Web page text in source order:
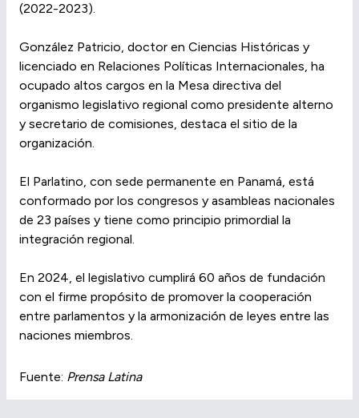
(2022-2023).
González Patricio, doctor en Ciencias Históricas y
licenciado en Relaciones Políticas Internacionales, ha
ocupado altos cargos en la Mesa directiva del
organismo legislativo regional como presidente alterno
y secretario de comisiones, destaca el sitio de la
organización.
El Parlatino, con sede permanente en Panamá, está
conformado por los congresos y asambleas nacionales
de 23 países y tiene como principio primordial la
integración regional.
En 2024, el legislativo cumplirá 60 años de fundación
con el firme propósito de promover la cooperación
entre parlamentos y la armonización de leyes entre las
naciones miembros.
Fuente: Prensa Latina